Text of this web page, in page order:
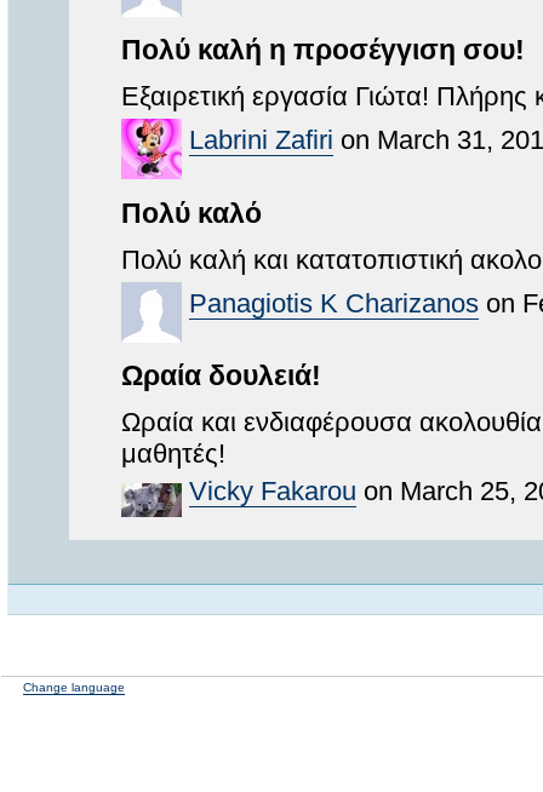
Πολύ καλή η προσέγγιση σου!
Εξαιρετική εργασία Γιώτα!
Labrini Zafiri on March 31,
Πολύ καλό
Πολύ καλή και κατατοπιστική
Panagiotis K Charizanos on
Ωραία δουλειά!
Ωραία και ενδιαφέρουσα
μαθητές!
Vicky Fakarou on March 25,
Change language